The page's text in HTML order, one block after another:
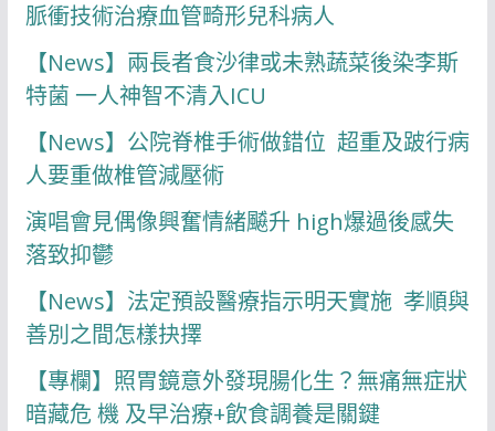
脈衝技術治療血管畸形兒科病人
【News】兩長者食沙律或未熟蔬菜後染李斯
特菌 一人神智不清入ICU
【News】公院脊椎手術做錯位 超重及跛行病
人要重做椎管減壓術
演唱會見偶像興奮情緒飇升 high爆過後感失
落致抑鬱
【News】法定預設醫療指示明天實施 孝順與
善別之間怎樣抉擇
【專欄】照胃鏡意外發現腸化生？無痛無症狀
暗藏危 機 及早治療+飲食調養是關鍵